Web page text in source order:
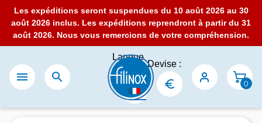
Les expéditions seront suspendues du 10 août 2026 au 30
août 2026 inclus. Les expéditions reprendront à partir du 31
août 2026. Nous vous remercions de votre compréhension.
 
Langue
:
Devise :
0